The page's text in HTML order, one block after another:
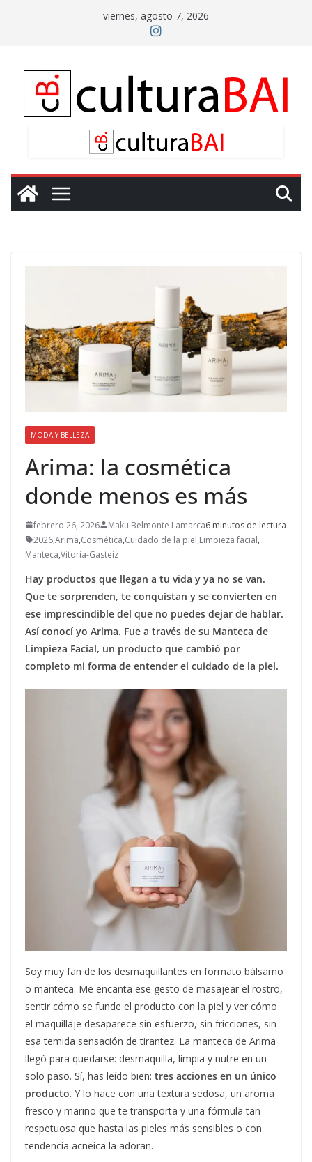
viernes, agosto 7, 2026
MODA Y BELLEZA
Arima: la cosmética
donde menos es más
febrero 26, 2026 Maku Belmonte Lamarca6 minutos de lectura
2026,Arima,Cosmética,Cuidado de la piel,Limpieza facial,
Manteca,Vitoria-Gasteiz
Hay productos que llegan a tu vida y ya no se van.
Que te sorprenden, te conquistan y se convierten en
ese imprescindible del que no puedes dejar de hablar.
Así conocí yo Arima. Fue a través de su Manteca de
Limpieza Facial, un producto que cambió por
completo mi forma de entender el cuidado de la piel.
Soy muy fan de los desmaquillantes en formato bálsamo
o manteca. Me encanta ese gesto de masajear el rostro,
sentir cómo se funde el producto con la piel y ver cómo
el maquillaje desaparece sin esfuerzo, sin fricciones, sin
esa temida sensación de tirantez. La manteca de Arima
llegó para quedarse: desmaquilla, limpia y nutre en un
solo paso. Sí, has leído bien: tres acciones en un único
producto. Y lo hace con una textura sedosa, un aroma
fresco y marino que te transporta y una fórmula tan
respetuosa que hasta las pieles más sensibles o con
tendencia acneica la adoran.